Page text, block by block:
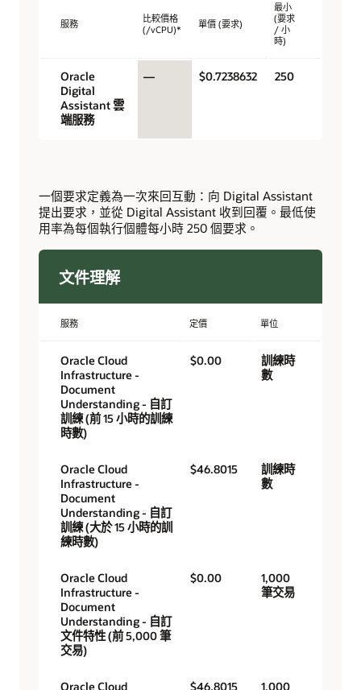
服務
比較價格
(/vCPU)*
單價 (要求)
最小
(要求
/ 小
時)
Oracle
Digital
Assistant 雲
端服務
— $0.7238632 250
一個要求定義為一次來回互動：向 Digital Assistant
提出要求，並從 Digital Assistant 收到回覆。最低使
用率為每個執行個體每小時 250 個要求。
文件理解
服務 定價 單位
Oracle Cloud
Infrastructure -
Document
Understanding - 自訂
訓練 (前 15 小時的訓練
時數)
$0.00
訓練時
數
Oracle Cloud
Infrastructure -
Document
Understanding - 自訂
訓練 (大於 15 小時的訓
練時數)
$46.8015
訓練時
數
Oracle Cloud
Infrastructure -
Document
Understanding - 自訂
文件特性 (前 5,000 筆
交易)
$0.00
1,000
筆交易
Oracle Cloud $46.8015 1,000